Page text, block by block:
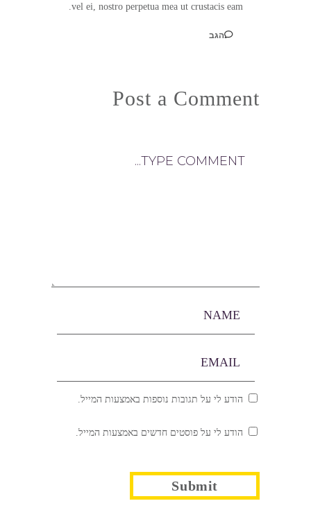
vel ei, nostro perpetua mea ut crustacis eam.
הגב
Post a Comment
הודע לי על תגובות נוספות באמצעות המייל.
הודע לי על פוסטים חדשים באמצעות המייל.